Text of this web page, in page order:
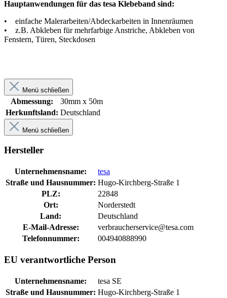
Hauptanwendungen für das tesa Klebeband sind:
• einfache Malerarbeiten/Abdeckarbeiten in Innenräumen
• z.B. Abkleben für mehrfarbige Anstriche, Abkleben von
Fenstern, Türen, Steckdosen
Menü schließen
Abmessung:
30mm x 50m
Herkunftsland: Deutschland
Menü schließen
Hersteller
Unternehmensname:
tesa
Straße und Hausnummer: Hugo-Kirchberg-Straße 1
PLZ:
22848
Ort:
Norderstedt
Land:
Deutschland
E-Mail-Adresse:
verbraucherservice@tesa.com
Telefonnummer:
004940888990
EU verantwortliche Person
Unternehmensname:
tesa SE
Straße und Hausnummer: Hugo-Kirchberg-Straße 1